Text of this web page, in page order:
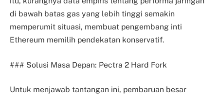
di bawah batas gas yang lebih tinggi semakin
memperumit situasi, membuat pengembang inti
Ethereum memilih pendekatan konservatif.
### Solusi Masa Depan: Pectra 2 Hard Fork
Untuk menjawab tantangan ini, pembaruan besar